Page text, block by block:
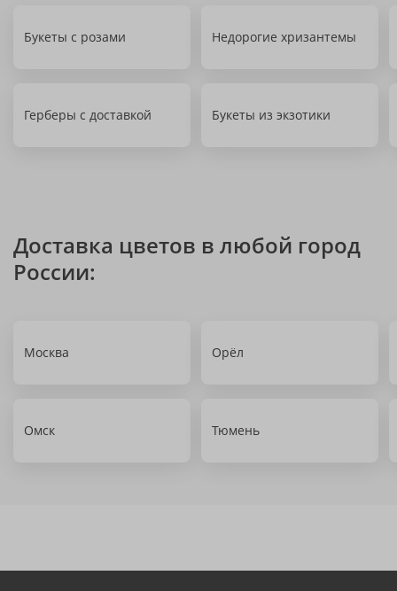
Букеты с розами Недорогие хризантемы
Герберы с доставкой Букеты из экзотики
Доставка цветов в любой город
России:
Москва Орёл
Омск Тюмень